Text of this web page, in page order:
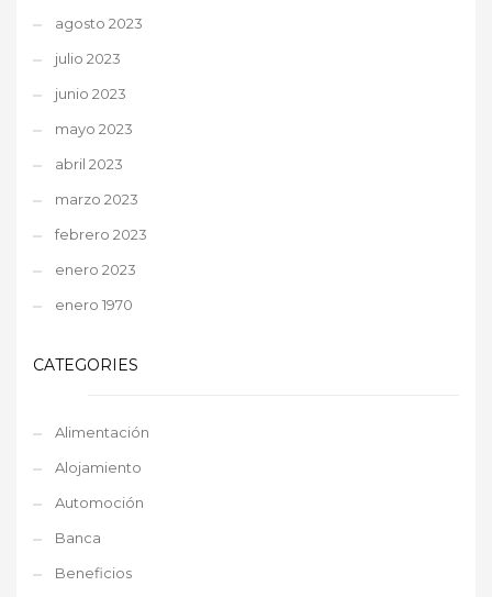
agosto 2023
julio 2023
junio 2023
mayo 2023
abril 2023
marzo 2023
febrero 2023
enero 2023
enero 1970
CATEGORIES
Alimentación
Alojamiento
Automoción
Banca
Beneficios